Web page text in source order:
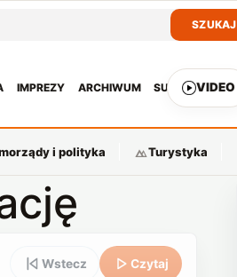
SZUKAJ
IMPREZY ARCHIWUM SUBSKRYPCJA
VIDEO
i polityka Turystyka
Wstecz Czytaj